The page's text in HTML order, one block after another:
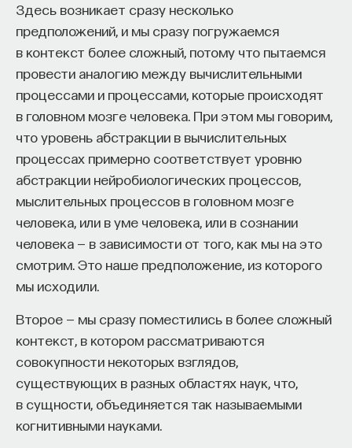
Здесь возникает сразу несколько
предположений, и мы сразу погружаемся
в контекст более сложный, потому что пытаемся
провести аналогию между вычислительными
процессами и процессами, которые происходят
в головном мозге человека. При этом мы говорим,
что уровень абстракции в вычислительных
процессах примерно соответствует уровню
абстракции нейробиологических процессов,
мыслительных процессов в головном мозге
человека, или в уме человека, или в сознании
человека — в зависимости от того, как мы на это
смотрим. Это наше предположение, из которого
мы исходили.
Второе — мы сразу поместились в более сложный
контекст, в котором рассматриваются
совокупности некоторых взглядов,
существующих в разных областях наук, что,
в сущности, объединяется так называемыми
когнитивными науками.
проявиться через несколько лет. Ключевой
эффект образования не раскрывается в тот
момент, когда выпускник выходит на работу, —
тогда все только начинается. Дальше человек
адаптируется и еще много лет пользуется тем,
что получил в университете. Если задуматься, как
долго он опирается на свое первое образование,
речь идет не о нескольких годах,
а о десятилетиях».
У университета четыре цели
«Мы выделили четыре идеологии образования.
Первая — развитие и трансляция
само знание, а не человек и не рынок труда.
Вторая — формирование определенного типа
человека, например человека, способного
к сложному мышлению. Третья — развитие
общества, вклад в то, каким оно будет.
И четвертая — социальная эффективность,